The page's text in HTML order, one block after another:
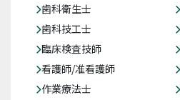
歯科衛生士
歯科技工士
臨床検査技師
看護師/准看護師
作業療法士